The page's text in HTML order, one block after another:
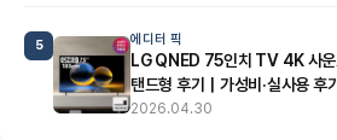
5 에디터 픽
LG QNED 75인치 TV 4K 사
탠드형 후기｜가성비·실사용 후
2026.04.30